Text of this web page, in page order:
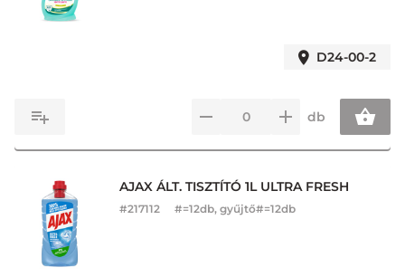
D24-00-2
db
AJAX ÁLT. TISZTÍTÓ 1L ULTRA FRESH
#217112 #=12db, gyűjtő#=12db